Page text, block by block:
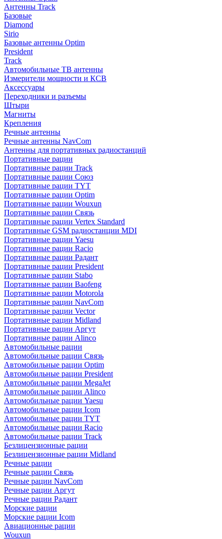
Антенны Track
Базовые
Diamond
Sirio
Базовые антенны Optim
President
Track
Автомобильные ТВ антенны
Измерители мощности и КСВ
Аксессуары
Переходники и разъемы
Штыри
Магниты
Крепления
Речные антенны
Речные антенны NavCom
Антенны для портативных радиостанций
Портативные рации
Портативные рации Track
Портативные рации Союз
Портативные рации TYT
Портативные рации Optim
Портативные рации Wouxun
Портативные рации Связь
Портативные рации Vertex Standard
Портативные GSM радиостанции MDI
Портативные рации Yaesu
Портативные рации Racio
Портативные рации Радант
Портативные рации President
Портативные рации Stabo
Портативные рации Baofeng
Портативные рации Motorola
Портативные рации NavCom
Портативные рации Vector
Портативные рации Midland
Портативные рации Аргут
Портативные рации Alinco
Автомобильные рации
Автомобильные рации Связь
Автомобильные рации Optim
Автомобильные рации President
Автомобильные рации MegaJet
Автомобильные рации Alinco
Автомобильные рации Yaesu
Автомобильные рации Icom
Автомобильные рации TYT
Автомобильные рации Racio
Автомобильные рации Track
Безлицензионные рации
Безлицензионные рации Midland
Речные рации
Речные рации Связь
Речные рации NavCom
Речные рации Аргут
Речные рации Радант
Морские рации
Морские рации Icom
Авиационные рации
Wouxun